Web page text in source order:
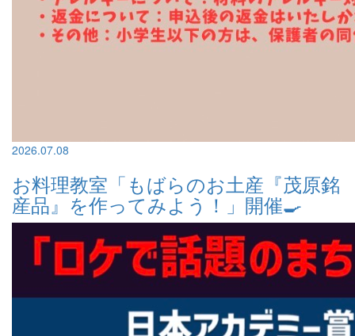
2026.07.08
お料理教室「もばらのお土産『茂原銘
産品』を作ってみよう！」開催🍳